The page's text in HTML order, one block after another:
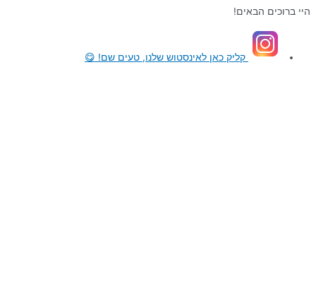
דילוג
היי ברוכים הבאים!
קליק כאן לאינסטוש שלנו, טעים שם! 😋